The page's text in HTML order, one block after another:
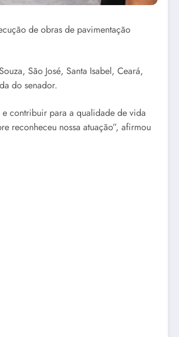
de obras de pavimentação
São José, Santa Isabel, Ceará,
do senador.
contribuir para a qualidade de vida
reconheceu nossa atuação”, afirmou